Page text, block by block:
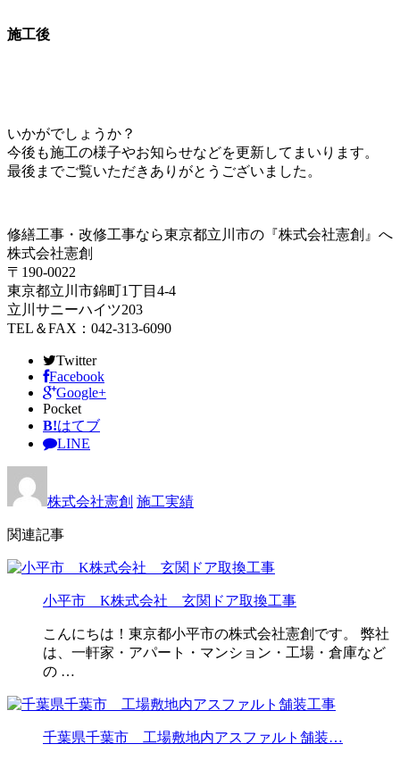
施工後
いかがでしょうか？
今後も施工の様子やお知らせなどを更新してまいります。
最後までご覧いただきありがとうございました。
修繕工事・改修工事なら東京都立川市の『株式会社憲創』へ
株式会社憲創
〒190-0022
東京都立川市錦町1丁目4-4
立川サニーハイツ203
TEL＆FAX：042-313-6090
Twitter
Facebook
Google+
Pocket
B!はてブ
LINE
株式会社憲創 施工実績
関連記事
小平市 K株式会社 玄関ドア取換工事
こんにちは！東京都小平市の株式会社憲創です。 弊社
は、一軒家・アパート・マンション・工場・倉庫など
の …
千葉県千葉市 工場敷地内アスファルト舗装…